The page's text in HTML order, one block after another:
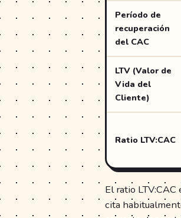
Período de
recuperación
del CAC
LTV (Valor de
Vida del
Cliente)
Ratio LTV:CAC
El ratio
cita